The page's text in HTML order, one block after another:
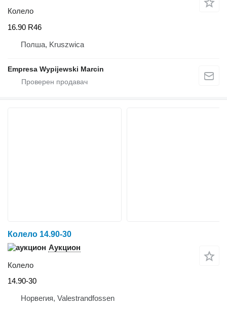
Колело
16.90 R46
Полша, Kruszwica
Empresa Wypijewski Marcin
Колело 14.90-30
Аукцион
Колело
14.90-30
Норвегия, Valestrandfossen